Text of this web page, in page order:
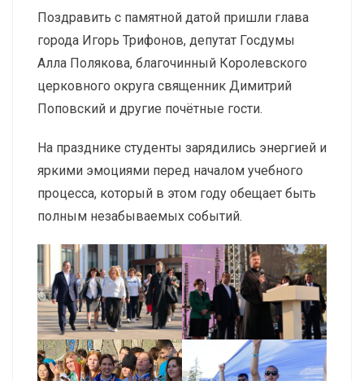
Поздравить с памятной датой пришли глава
города Игорь Трифонов, депутат Госдумы
Алла Полякова, благочинный Королевского
церковного округа священник Димитрий
Поповский и другие почётные гости.
На празднике студенты зарядились энергией и
яркими эмоциями перед началом учебного
процесса, который в этом году обещает быть
полным незабываемых событий.